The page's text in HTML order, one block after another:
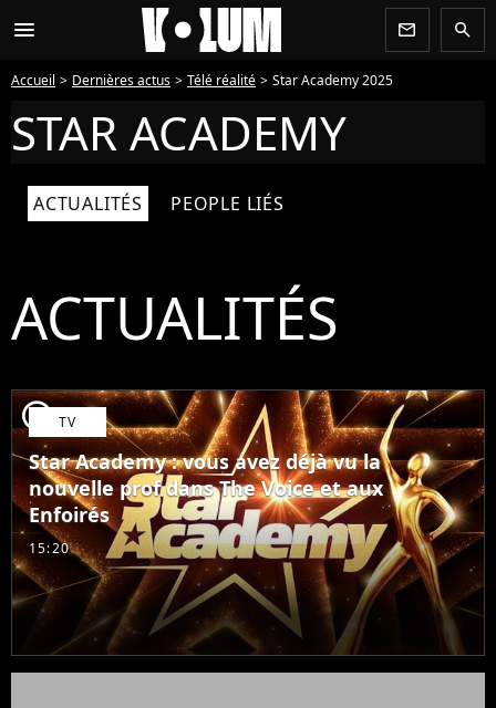
menu newsletter search
Accueil Dernières actus Télé réalité Star Academy 2025
STAR ACADEMY
ACTUALITÉS PEOPLE LIÉS
ACTUALITÉS
player2 TV
Star Academy : vous avez déjà vu la
nouvelle prof dans The Voice et aux
Enfoirés
15:20